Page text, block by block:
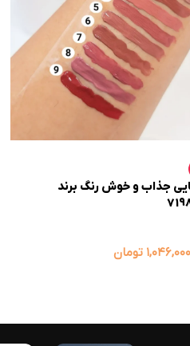
رژ مایع 9 تایی جذاب و خوش رنگ برند
۱,۰۴۶,۰۰۰ تومان